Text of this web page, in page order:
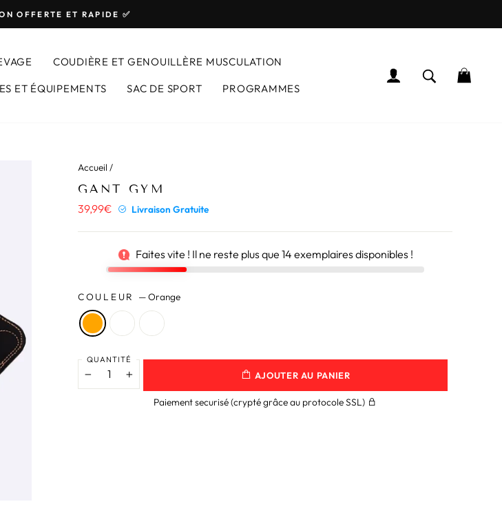
OFFERTE ET RAPIDE ✅
COUDIÈRE ET GENOUILLÈRE MUSCULATION
ET ÉQUIPEMENTS SAC DE SPORT PROGRAMMES
SE CONNECTER
Accueil /
GANT GYM
39,99€ PrixLivraison Gratuite
Faites vite ! Il ne reste plus que 14 exemplaires disponibles !
COULEUR —Orange
QUANTITÉ
AJOUTER AU PANIER
Paiement securisé (crypté grâce au protocole SSL)